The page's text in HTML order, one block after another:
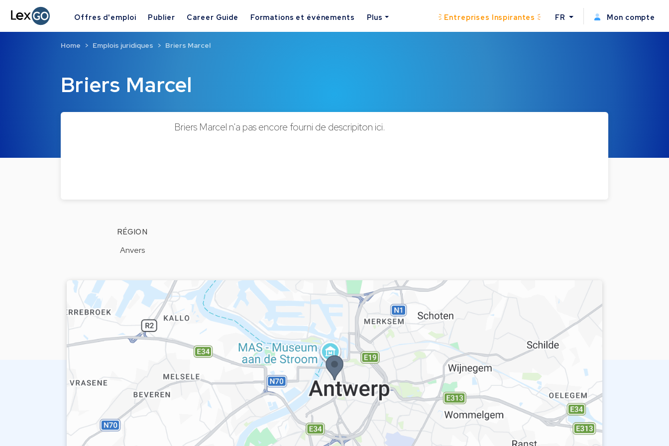
Offres d'emploi Publier Career Guide Formations et événements Plus Entreprises Inspirantes FR Mon compte
Briers Marcel
Home Emplois juridiques Briers Marcel
Briers Marcel n'a pas encore fourni de descripiton ici.
RÉGION
Anvers